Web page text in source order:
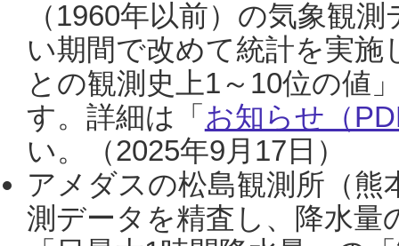
（1960年以前）の気象観
い期間で改めて統計を実
との観測史上1～10位の値
す。詳細は「 お知らせ（
い。（2025年9月17日）
アメダスの松島観測所（熊
測データを精査し、降水